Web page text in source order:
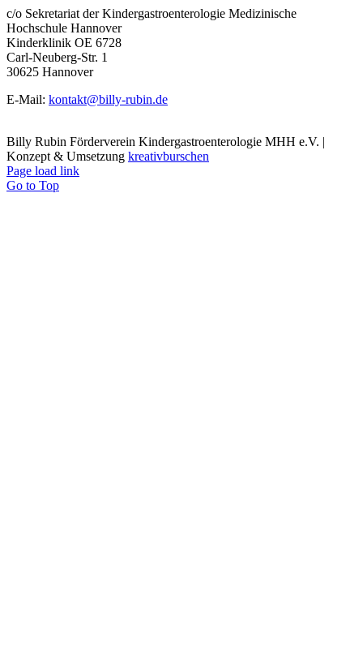
c/o Sekretariat der Kindergastroenterologie Medizinische
Hochschule Hannover
Kinderklinik OE 6728
Carl-Neuberg-Str. 1
30625 Hannover
E-Mail: kontakt@billy-rubin.de
Billy Rubin Förderverein Kindergastroenterologie MHH e.V. |
Konzept & Umsetzung kreativburschen
Page load link
Go to Top